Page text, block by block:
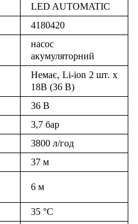
LED AUTOMATIC
4180420
насос
акумуляторний
Немає, Li-ion 2 шт. х
18В (36 В)
36 В
3,7 бар
3800 л/год
37 м
6 м
35 °C